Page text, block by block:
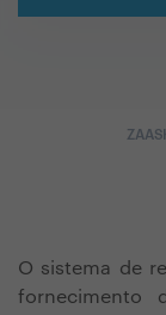
O sistema de
fornecimento